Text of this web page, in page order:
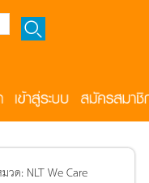
วด: NLT We Care